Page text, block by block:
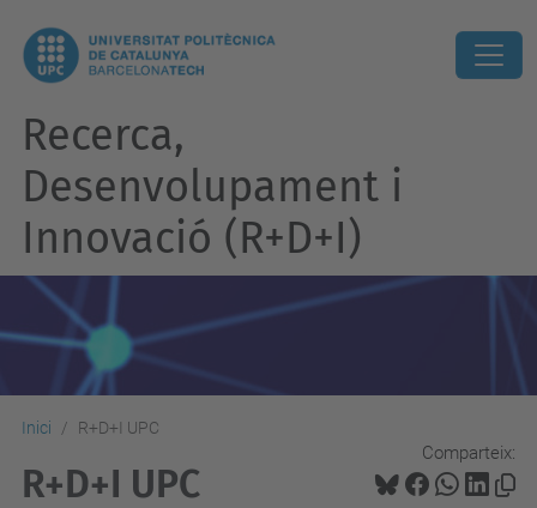
Recerca,
Desenvolupament i
Innovació (R+D+I)
Inici R+D+I UPC
Comparteix:
R+D+I UPC